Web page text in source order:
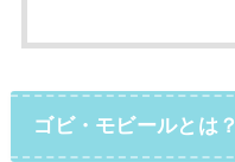
ゴビ・モビールとは？